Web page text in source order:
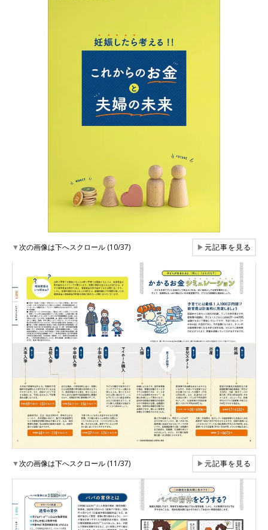
▼次の画像は下へスクロール (10/37) ▶元記事を見る
▼次の画像は下へスクロール (11/37) ▶元記事を見る